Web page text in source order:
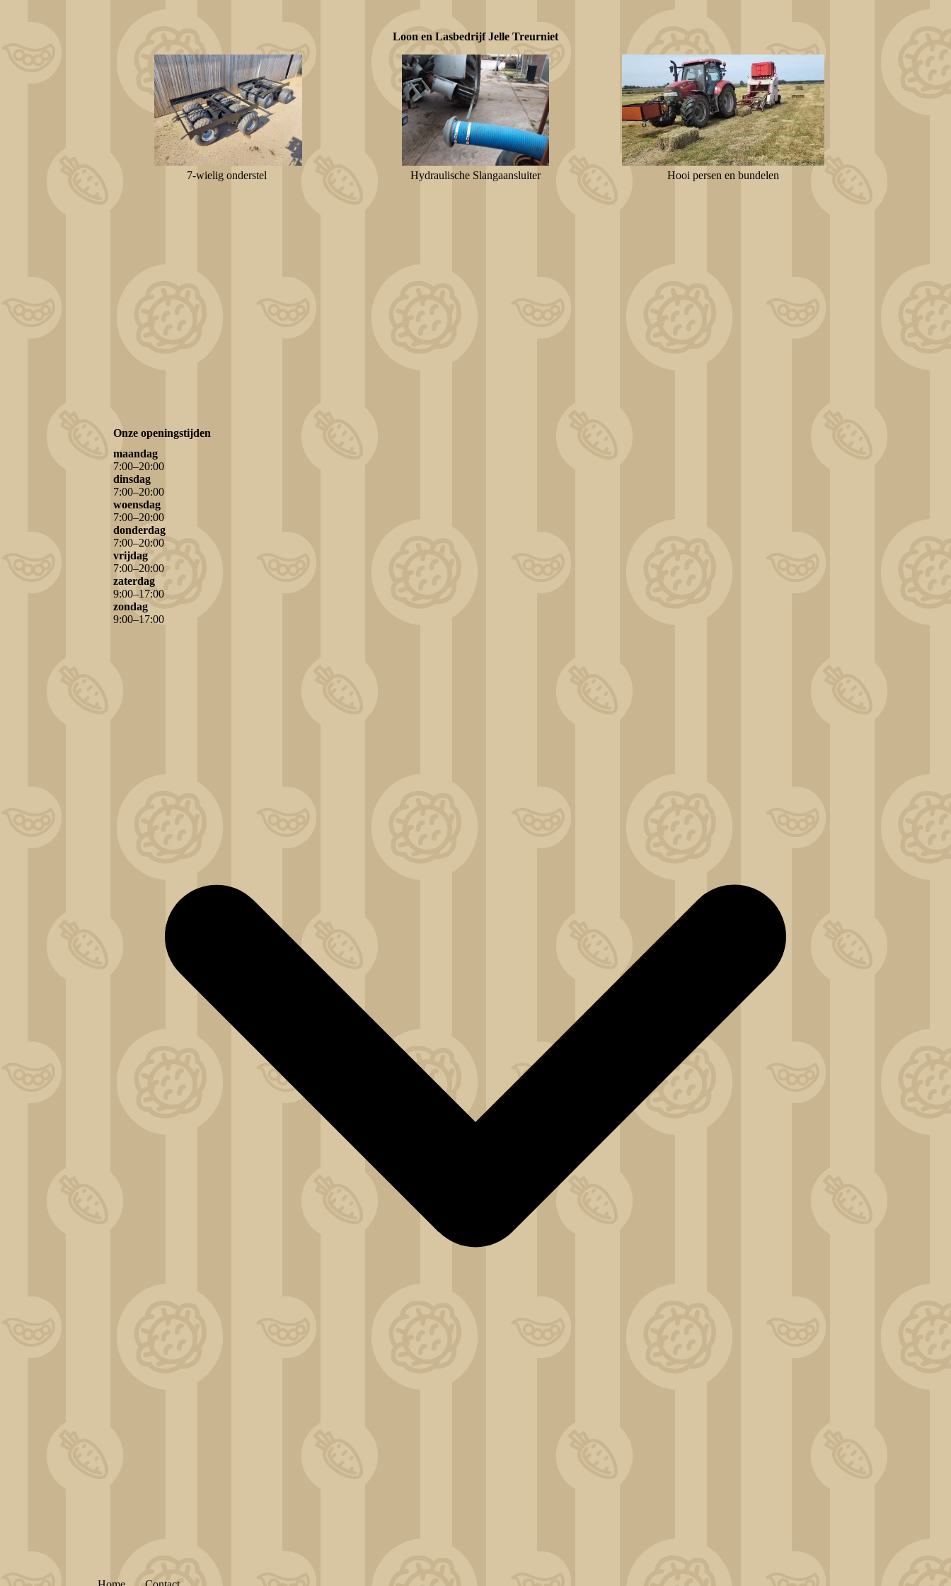
Loon en Lasbedrijf Jelle Treurniet
7-wielig onderstel Hydraulische Slangaansluiter Hooi persen en bundelen
Onze openingstijden
maandag
7:00–20:00
dinsdag
7:00–20:00
woensdag
7:00–20:00
donderdag
7:00–20:00
vrijdag
7:00–20:00
zaterdag
9:00–17:00
zondag
9:00–17:00